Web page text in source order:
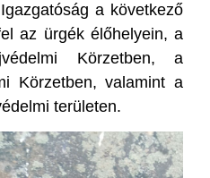
a következő
az ürgék élőhelyein, a
Körzetben, a
Körzetben, valamint a
területen.